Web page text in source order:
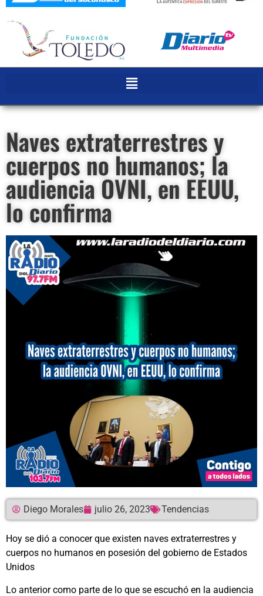
Naves extraterrestres y
cuerpos no humanos; la
audiencia OVNI, en EEUU,
lo confirma
Diego Morales julio 26, 2023 Tendencias
Hoy se dió a conocer que existen naves extraterrestres y
cuerpos no humanos en posesión del gobierno de Estados
Unidos
Lo anterior como parte de lo que se escuchó en la audiencia